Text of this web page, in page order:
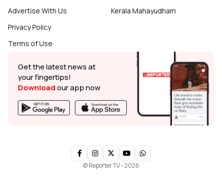
Advertise With Us
Privacy Policy
Terms of Use
Kerala Mahayudham
Get the latest news at
your fingertips!
Downloadour app now
© Reporter TV - 2026